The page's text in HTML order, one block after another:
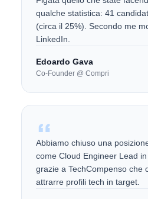
qualche statistica: 41
(circa il 25%). Secondo me
LinkedIn.
Edoardo Gava
Co-Founder @ Compri
Abbiamo chiuso una
come Cloud Engineer Lead
grazie a TechCompenso che
attrarre profili tech in target.